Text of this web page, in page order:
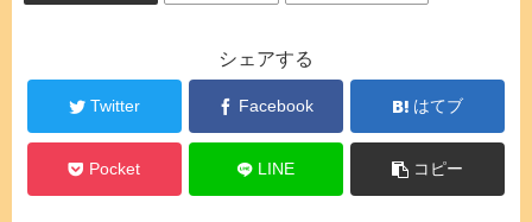
シェアする
Twitter Facebook はてブ
Pocket LINE コピー